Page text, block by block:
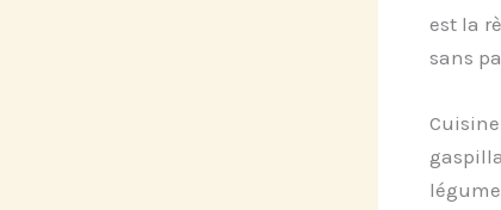
est la
sans